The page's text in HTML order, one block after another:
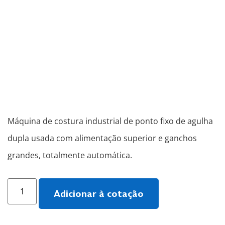
Máquina de costura industrial de ponto fixo de agulha
dupla usada com alimentação superior e ganchos
grandes, totalmente automática.
Adicionar à cotação